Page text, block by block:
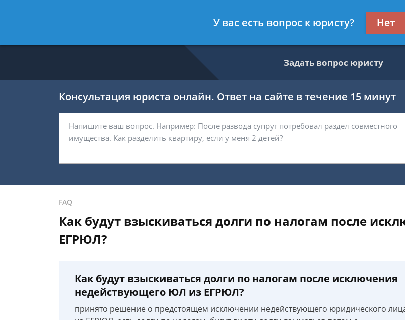
- Налоговый консультант, служащий ФНС
Задать вопрос юристу
Консультация юриста онлайн. Ответ на сайте в течение 15 минут
FAQ
Как будут взыскиваться долги по налогам после
ЕГРЮЛ?
Как будут взыскиваться долги по налогам после исключения
недействующего ЮЛ из ЕГРЮЛ?
принято решение о предстоящем исключении недействующего юридического
У вас есть вопрос к юристу? Нет